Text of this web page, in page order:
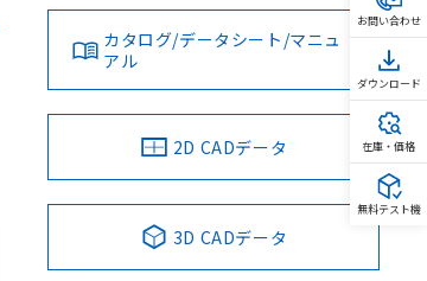
カタログ/データシート/マニュ
アル
2D CADデータ
3D CADデータ
お問い合わせ
ダウンロード
在庫・価格
無料テスト機